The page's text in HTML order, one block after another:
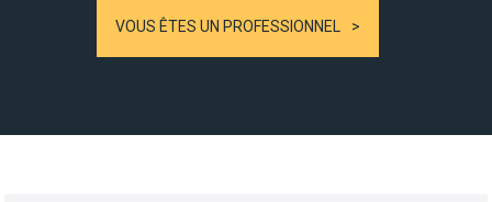
VOUS ÊTES UN PROFESSIONNEL